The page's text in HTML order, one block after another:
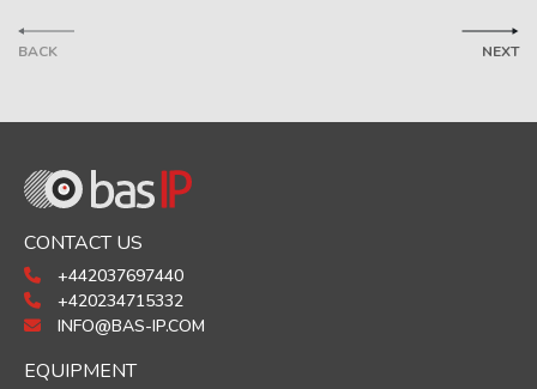
BACK NEXT
CONTACT US
+442037697440
+420234715332
INFO@BAS-IP.COM
EQUIPMENT